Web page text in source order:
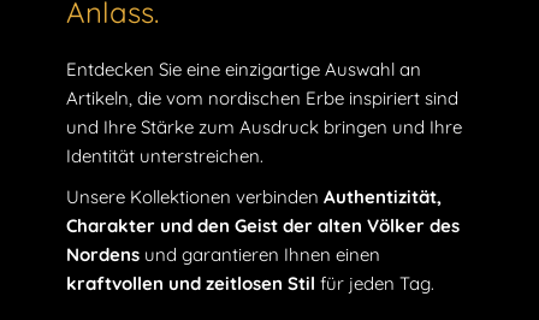
Anlass.
Entdecken Sie eine einzigartige Auswahl an
Artikeln, die vom nordischen Erbe inspiriert sind
und Ihre Stärke zum Ausdruck bringen und Ihre
Identität unterstreichen.
Unsere Kollektionen verbinden Authentizität,
Charakter und den Geist der alten Völker des
Nordens und garantieren Ihnen einen
kraftvollen und zeitlosen Stil für jeden Tag.